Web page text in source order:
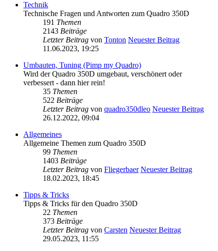
Technik
Technische Fragen und Antworten zum Quadro 350D
191 Themen
2143 Beiträge
Letzter Beitrag von Tonton Neuester Beitrag
11.06.2023, 19:25
Umbauten, Tuning (Pimp my Quadro)
Wird der Quadro 350D umgebaut, verschönert oder
verbessert - dann hier rein!
35 Themen
522 Beiträge
Letzter Beitrag von quadro350dleo Neuester Beitrag
26.12.2022, 09:04
Allgemeines
Allgemeine Themen zum Quadro 350D
99 Themen
1403 Beiträge
Letzter Beitrag von Fliegerbaer Neuester Beitrag
18.02.2023, 18:45
Tipps & Tricks
Tipps & Tricks für den Quadro 350D
22 Themen
373 Beiträge
Letzter Beitrag von Carsten Neuester Beitrag
29.05.2023, 11:55